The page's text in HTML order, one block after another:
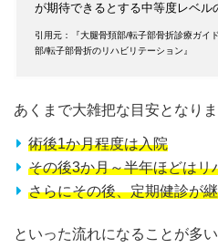
が期待できるとする中等度レベル
引用元：『大腿骨頚部/転子部骨折診療ガ
部/転子部骨折のリハビリテーション』
あくまで大雑把な目安となりま
術後1か月程度は入院
その後3か月～半年ほどはリ
さらにその後、定期健診が
といった流れになることが多い